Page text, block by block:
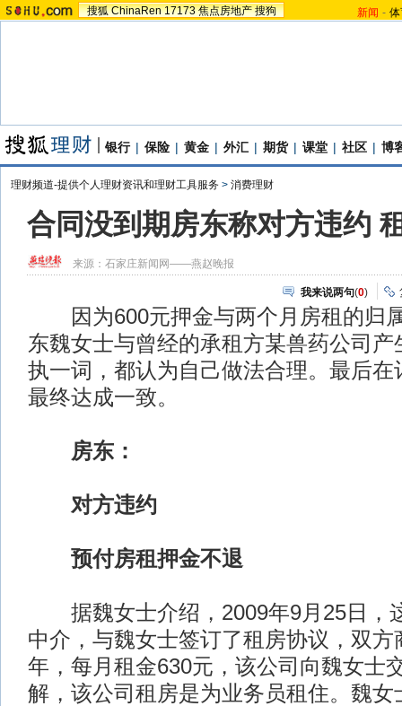
搜狐 ChinaRen 17173 焦点房地产 搜狗 新闻 -
银行 | 保险 | 黄金 | 外汇 | 期货 | 课堂 | 社区 | 博
理财频道-提供个人理财资讯和理财工具服务 > 消费理财
合同没到期房东称对方违约
来源：石家庄新闻网——燕赵晚报
我来说两句(0)
因为600元押金与两个月房租的归
东魏女士与曾经的承租方某兽药公司产
执一词，都认为自己做法合理。最后在
最终达成一致。
房东：
对方违约
预付房租押金不退
据魏女士介绍，2009年9月25日，
中介，与魏女士签订了租房协议，双方
年，每月租金630元，该公司向魏女士
解，该公司租房是为业务员租住。魏女